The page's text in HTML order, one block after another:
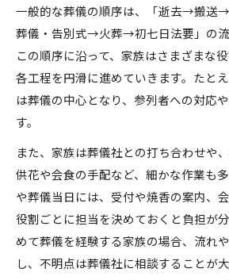
一般的な葬儀の順序は、「逝去→搬
葬儀・告別式→火葬→初七日法要」の流
この順序に沿って、家族はさまざまな
各工程を円滑に進めていきます。たと
は葬儀の中心となり、参列者への対応
す。
また、家族は葬儀社との打ち合わせや
供花や会食の手配など、細かな作業も
や葬儀当日には、受付や焼香の案内、
役割ごとに担当を決めておくと負担が
めて葬儀を経験する家族の場合、流れ
し、不明点は葬儀社に相談することが大